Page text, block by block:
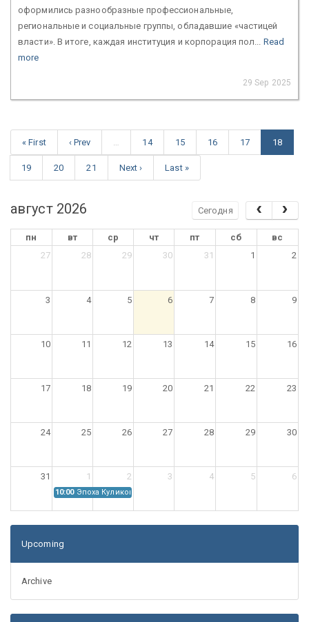
оформились разнообразные профессиональные,
региональные и социальные группы, обладавшие «частицей
власти». В итоге, каждая институция и корпорация пол... Read
more
29 Sep 2025
« First ‹ Prev 14 15 16 17 18
19 20 21 Next › Last »
август 2026 Сегодня
пн вт ср чт пт сб
вс
27
28 29 30 31 1 2
3 4 5 6 7 8 9
10 11 12 13 14 15 16
17 18 19 20 21 22 23
24 25 26 27 28 29 30
31 1 2 3 4 5 6
10:00 Эпоха Куликовской битвы: Проблемы источниковедения
Upcoming
Archive